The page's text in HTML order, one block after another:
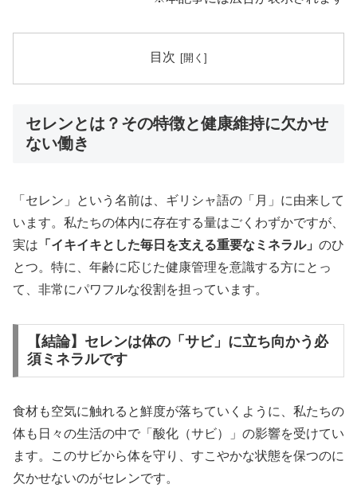
目次
セレンとは？その特徴と健康維持に欠かせ
ない働き
「セレン」という名前は、ギリシャ語の「月」に由来して
います。私たちの体内に存在する量はごくわずかですが、
実は 「イキイキとした毎日を支える重要なミネラル」 のひ
とつ。特に、年齢に応じた健康管理を意識する方にとっ
て、非常にパワフルな役割を担っています。
【結論】セレンは体の「サビ」に立ち向かう必
須ミネラルです
食材も空気に触れると鮮度が落ちていくように、私たちの
体も日々の生活の中で「酸化（サビ）」の影響を受けてい
ます。このサビから体を守り、すこやかな状態を保つのに
欠かせないのがセレンです。